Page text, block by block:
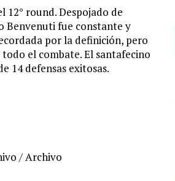
12° round. Despojado de
Benvenuti fue constante y
por la definición, pero
el combate. El santafecino
14 defensas exitosas.
/ Archivo